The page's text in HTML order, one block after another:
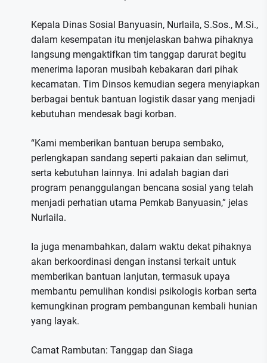
Kepala Dinas Sosial Banyuasin, Nurlaila, S.Sos., M.Si.,
dalam kesempatan itu menjelaskan bahwa pihaknya
langsung mengaktifkan tim tanggap darurat begitu
menerima laporan musibah kebakaran dari pihak
kecamatan. Tim Dinsos kemudian segera menyiapkan
berbagai bentuk bantuan logistik dasar yang menjadi
kebutuhan mendesak bagi korban.
“Kami memberikan bantuan berupa sembako,
perlengkapan sandang seperti pakaian dan selimut,
serta kebutuhan lainnya. Ini adalah bagian dari
program penanggulangan bencana sosial yang telah
menjadi perhatian utama Pemkab Banyuasin,” jelas
Nurlaila.
Ia juga menambahkan, dalam waktu dekat pihaknya
akan berkoordinasi dengan instansi terkait untuk
memberikan bantuan lanjutan, termasuk upaya
membantu pemulihan kondisi psikologis korban serta
kemungkinan program pembangunan kembali hunian
yang layak.
Camat Rambutan: Tanggap dan Siaga